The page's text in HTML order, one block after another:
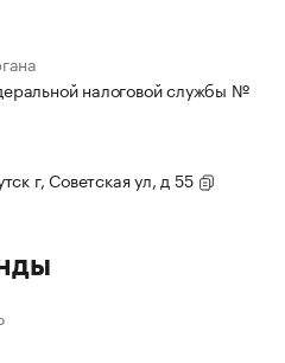
налоговой службы №
г, Советская ул, д 55